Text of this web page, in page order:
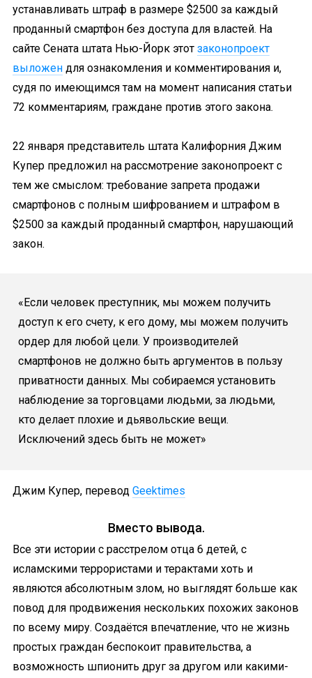
устанавливать штраф в размере $2500 за каждый
проданный смартфон без доступа для властей. На
сайте Сената штата Нью-Йорк этот законопроект
выложен для ознакомления и комментирования и,
судя по имеющимся там на момент написания статьи
72 комментариям, граждане против этого закона.
22 января представитель штата Калифорния Джим
Купер предложил на рассмотрение законопроект с
тем же смыслом: требование запрета продажи
смартфонов с полным шифрованием и штрафом в
$2500 за каждый проданный смартфон, нарушающий
закон.
«Если человек преступник, мы можем получить
доступ к его счету, к его дому, мы можем получить
ордер для любой цели. У производителей
смартфонов не должно быть аргументов в пользу
приватности данных. Мы собираемся установить
наблюдение за торговцами людьми, за людьми,
кто делает плохие и дьявольские вещи.
Исключений здесь быть не может»
Джим Купер, перевод Geektimes
Вместо вывода.
Все эти истории с расстрелом отца 6 детей, с
исламскими террористами и терактами хоть и
являются абсолютным злом, но выглядят больше как
повод для продвижения нескольких похожих законов
по всему миру. Создаётся впечатление, что не жизнь
простых граждан беспокоит правительства, а
возможность шпионить друг за другом или какими-